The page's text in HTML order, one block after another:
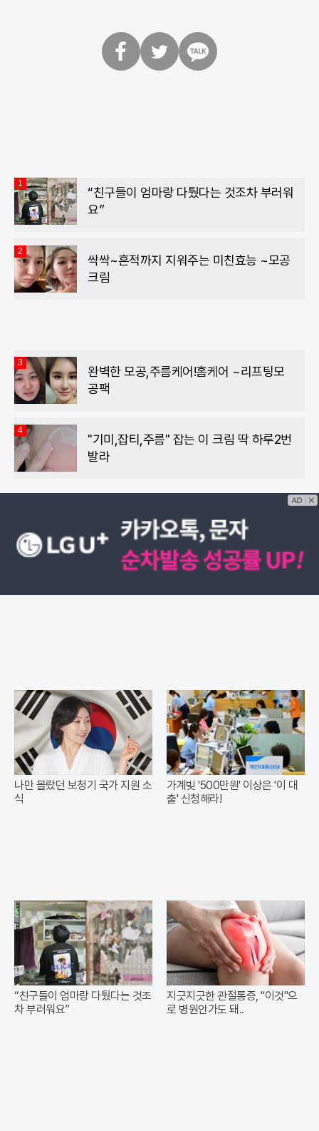
1
“친구들이 엄마랑 다퉜다는 것조차 부러워
요”
2
싹싹~흔적까지 지워주는 미친효능 ~모공
크림
3
완벽한 모공,주름케어!홈케어 ~리프팅모
공팩
4
"기미,잡티,주름" 잡는 이 크림 딱 하루2번
발라
나만 몰랐던 보청기 국가 지원 소
식
가계빚 '500만원' 이상은 '이 대
출' 신청해라!
“친구들이 엄마랑 다퉜다는 것조
차 부러워요”
지긋지긋한 관절통증, "이것"으
로 병원안가도 돼..